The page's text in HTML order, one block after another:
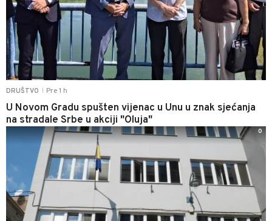
DRUŠTVO Pre 1 h
U Novom Gradu spušten vijenac u Unu u znak sjećanja
na stradale Srbe u akciji "Oluja"
0